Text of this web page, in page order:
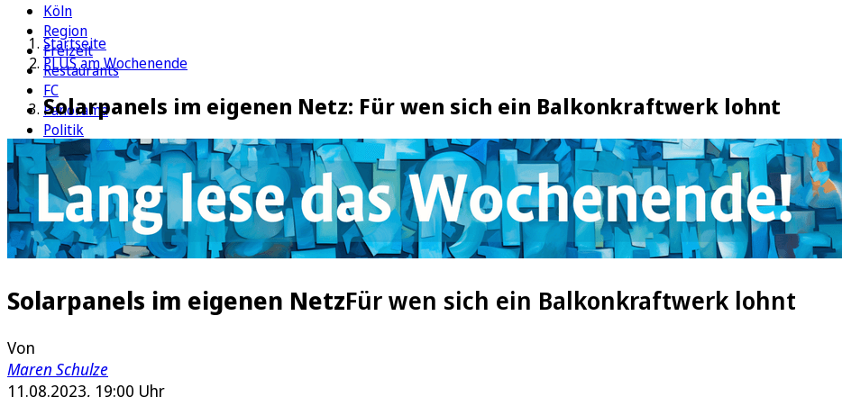
Köln
Region
Freizeit
Restaurants
FC
Panorama
Politik
Wirtschaft
Kultur
Rätsel
Newsletter
E-Paper
Startseite
PLUS am Wochenende
Solarpanels im eigenen Netz: Für wen sich ein Balkonkraftwerk lohnt
Solarpanels im eigenen NetzFür wen sich ein Balkonkraftwerk lohnt
Von
Maren Schulze
11.08.2023, 19:00 Uhr